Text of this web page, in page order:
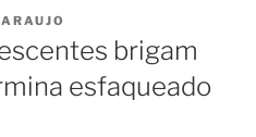
brigam
esfaqueado